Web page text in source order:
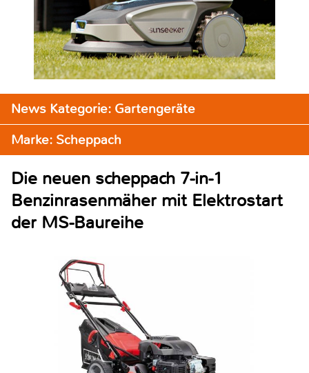
News Kategorie: Gartengeräte
Marke: Scheppach
Die neuen scheppach 7-in-1
Benzinrasenmäher mit Elektrostart
der MS-Baureihe